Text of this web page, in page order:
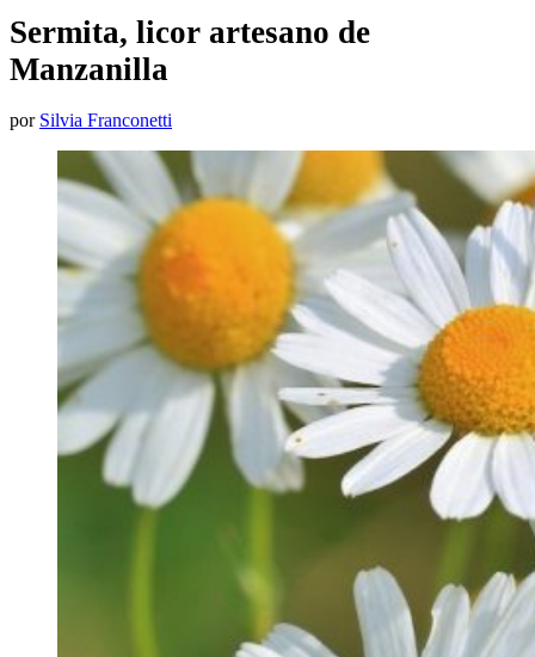
Sermita, licor artesano de
Manzanilla
por Silvia Franconetti